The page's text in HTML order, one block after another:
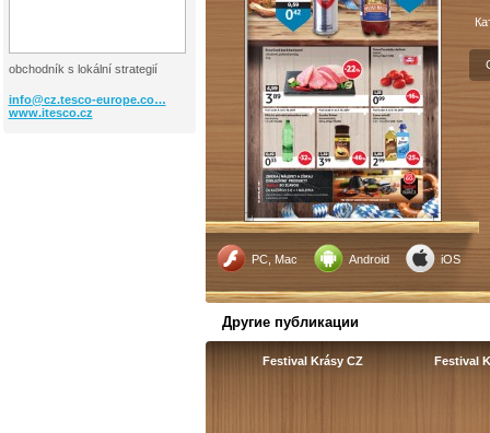
obchodník s lokální strategií
info@cz.tesco-europe.co…
www.itesco.cz
PC, Mac Android iOS
Другие публикации
Festival Krásy CZ Festival